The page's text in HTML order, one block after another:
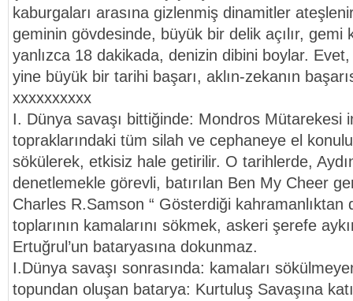
kaburgaları arasına gizlenmiş dinamitler
geminin gövdesinde, büyük bir delik açılır, gemi
yanlızca 18 dakikada, denizin dibini boylar.
yine büyük bir tarihi başarı, aklın-zekanın
xxxxxxxxxx
I. Dünya savaşı bittiğinde: Mondros Mütarekesi
topraklarındaki tüm silah ve cephaneye el
sökülerek, etkisiz hale getirilir. O tarihlerde,
denetlemekle görevli, batırılan Ben My Cheer
Charles R.Samson “ Gösterdiği kahramanlıktan
toplarının kamalarını sökmek, askeri şerefe
Ertuğrul’un bataryasına dokunmaz.
I.Dünya savaşı sonrasında: kamaları
topundan oluşan batarya: Kurtuluş Savaşına